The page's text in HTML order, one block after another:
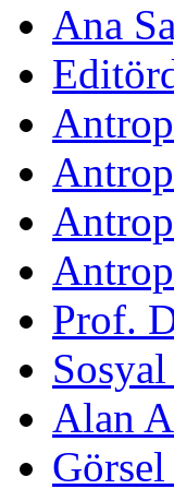
Ana
Prof.
Alan